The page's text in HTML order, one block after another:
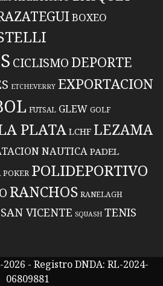
BOXEO
CICLISMO DEPORTE
ETCHEVERRY EXPORTACION
FUTSAL GLEW GOLF
PLATA LCHF LEZAMA
NAUTICA PADEL
POKER POLIDEPORTIVO
RANCHOS RANELAGH
SAN VICENTE SQUASH TENIS
- Registro DNDA: RL-2024-
06809881